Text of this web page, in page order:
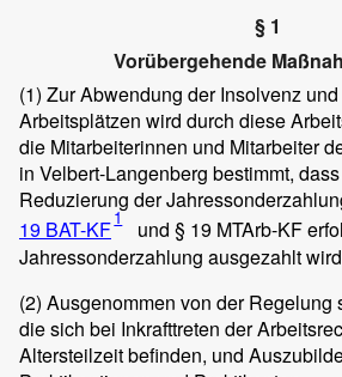
§ 1
Vorübergehende
(1) Zur Abwendung der Insolvenz
Arbeitsplätzen wird durch diese
die Mitarbeiterinnen und Mitarbeiter
in Velbert-Langenberg bestimmt,
Reduzierung der
19 BAT-KF1
und § 19 MTArb-KF
Jahressonderzahlung ausgezahlt
(2) Ausgenommen von der Regelung
die sich bei Inkrafttreten der
Altersteilzeit befinden, und